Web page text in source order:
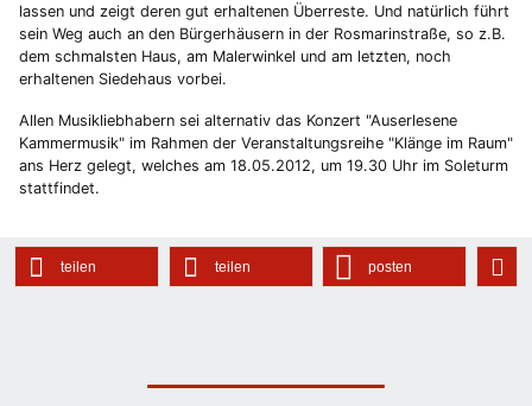
lassen und zeigt deren gut erhaltenen Überreste. Und natürlich führt
sein Weg auch an den Bürgerhäusern in der Rosmarinstraße, so z.B.
dem schmalsten Haus, am Malerwinkel und am letzten, noch
erhaltenen Siedehaus vorbei.
Allen Musikliebhabern sei alternativ das Konzert "Auserlesene
Kammermusik" im Rahmen der Veranstaltungsreihe "Klänge im Raum"
ans Herz gelegt, welches am 18.05.2012, um 19.30 Uhr im Soleturm
stattfindet.
teilen teilen posten